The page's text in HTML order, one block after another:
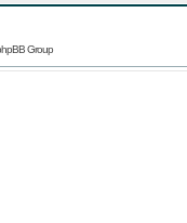
Group